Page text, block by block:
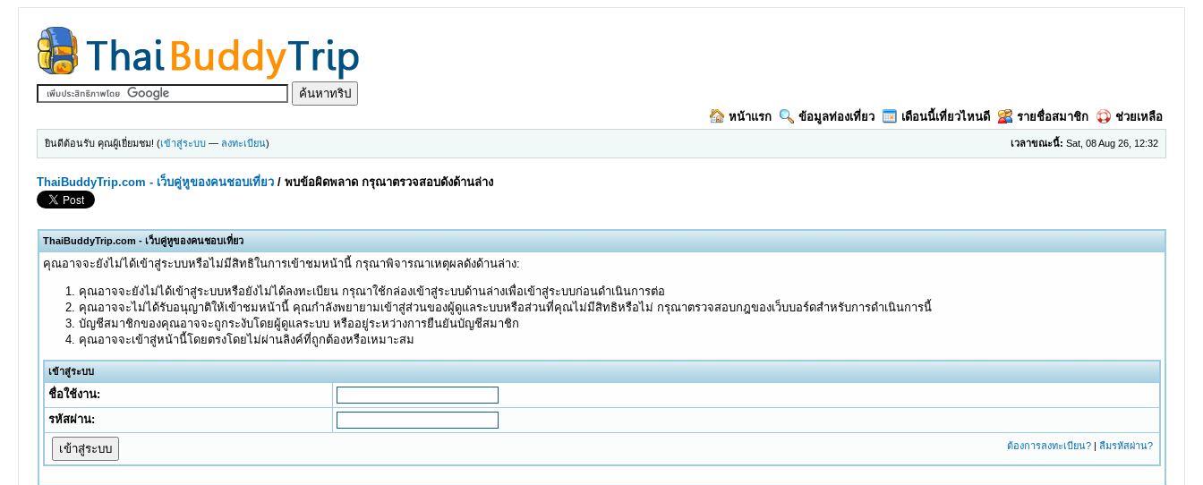
หน้าแรก ข้อมูลท่องเที่ยว เดือนนี้เที่ยวไหนดี รายชื่อสมาชิก ช่วยเหลือ
เวลาขณะนี้: Sat, 08 Aug 26, 12:32
ยินดีต้อนรับ คุณผู้เยี่ยมชม! (เข้าสู่ระบบ — ลงทะเบียน)
ThaiBuddyTrip.com - เว็บคู่หูของคนชอบเที่ยว /พบข้อผิดพลาด กรุณาตรวจสอบดังด้านล่าง
ThaiBuddyTrip.com - เว็บคู่หูของคนชอบเที่ยว
คุณอาจจะยังไม่ได้เข้าสู่ระบบหรือไม่มีสิทธิในการเข้าชมหน้านี้ กรุณาพิจารณาเหตุผลดังด้านล่าง:
คุณอาจจะยังไม่ได้เข้าสู่ระบบหรือยังไม่ได้ลงทะเบียน กรุณาใช้กล่องเข้าสู่ระบบด้านล่างเพื่อเข้าสู่ระบบก่อนดำเนินการต่อ
คุณอาจจะไม่ได้รับอนุญาติให้เข้าชมหน้านี้ คุณกำลังพยายามเข้าสู่ส่วนของผู้ดูแลระบบหรือส่วนที่คุณไม่มีสิทธิหรือไม่ กรุณาตรวจสอบกฎของเว็บบอร์ดสำหรับการดำเนินการนี้
บัญชีสมาชิกของคุณอาจจะถูกระงับโดยผู้ดูแลระบบ หรืออยู่ระหว่างการยืนยันบัญชีสมาชิก
คุณอาจจะเข้าสู่หน้านี้โดยตรงโดยไม่ผ่านลิงค์ที่ถูกต้องหรือเหมาะสม
เข้าสู่ระบบ
ชื่อใช้งาน:
รหัสผ่าน:
ต้องการลงทะเบียน?| ลืมรหัสผ่าน?